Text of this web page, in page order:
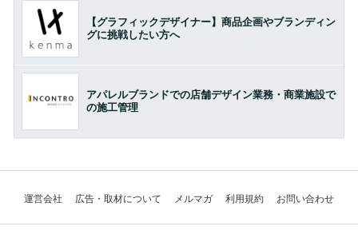
【グラフィックデザイナー】商品企画やブランディン
グに挑戦したい方へ
アパレルブランドでの店舗デザイン業務・商業施設で
の施工管理
運営会社 広告・取材について メルマガ 利用規約 お問い合わせ